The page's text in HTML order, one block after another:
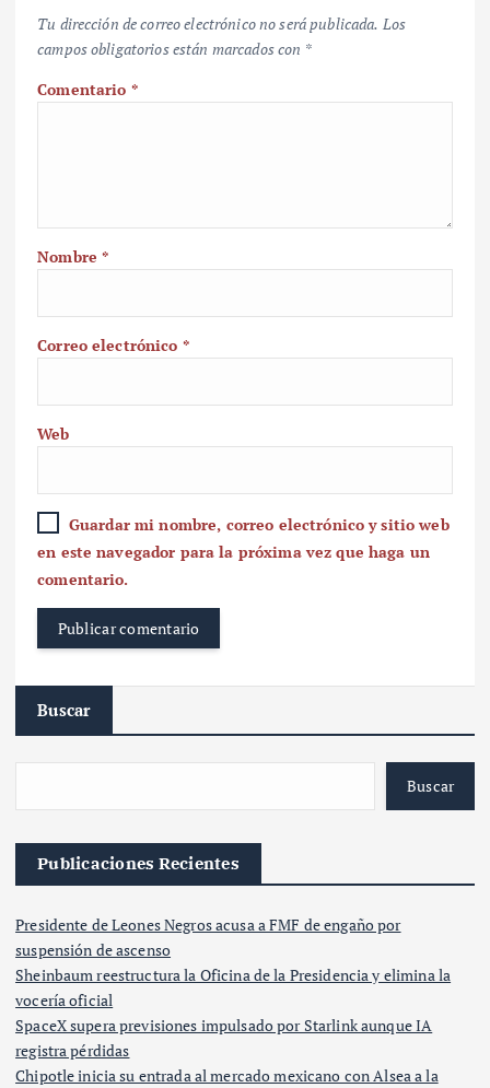
Tu dirección de correo electrónico no será publicada. Los
campos obligatorios están marcados con *
Comentario *
Nombre*
Correo electrónico *
Web
Guardar mi nombre, correo electrónico y sitio web
en este navegador para la próxima vez que haga un
comentario.
Buscar
Buscar
Publicaciones Recientes
Presidente de Leones Negros acusa a FMF de engaño por
suspensión de ascenso
Sheinbaum reestructura la Oficina de la Presidencia y elimina la
vocería oficial
SpaceX supera previsiones impulsado por Starlink aunque IA
registra pérdidas
Chipotle inicia su entrada al mercado mexicano con Alsea a la